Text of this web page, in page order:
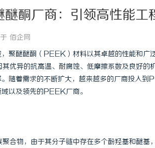
酮厂商：引领高性能工
佰企网
聚醚醚酮（PEEK）材料以其卓越的性能和广
优异的抗高温、耐腐蚀、低摩擦系数及良好的
随着需求的不断扩大，越来越多的厂商投入到
以及领先的PEEK厂商。
合物，由于其分子链中存在多个酚羟基和醚